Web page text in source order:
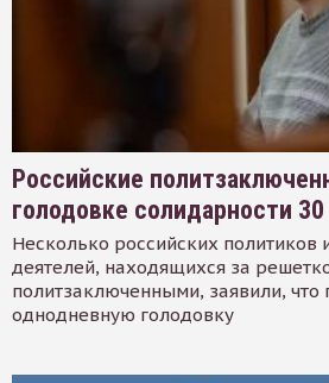
Российские
голодовке солидарности
Несколько российских
деятелей, находящихся за
политзаключенными, заявили, что
однодневную голодовку